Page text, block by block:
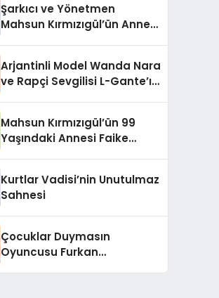
Şarkıcı ve Yönetmen
Mahsun Kırmızıgül’ün Annesi
Arjantinli Model Wanda Nara
ve Rapçi Sevgilisi L-Gante’ın
Mahsun Kırmızıgül’ün 99
Yaşındaki Annesi Faike
Kurtlar Vadisi’nin Unutulmaz
Sahnesi
Çocuklar Duymasın
Oyuncusu Furkan